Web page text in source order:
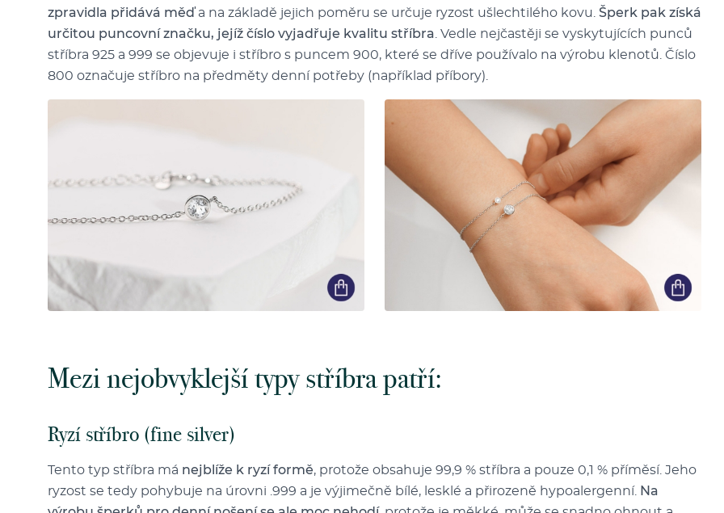
zpravidla přidává měďa na základě jejich poměru se určuje ryzost ušlechtilého kovu. Šperk pak získá
určitou puncovní značku, jejíž číslo vyjadřuje kvalitu stříbra. Vedle nejčastěji se vyskytujících punců
stříbra 925 a 999 se objevuje i stříbro s puncem 900, které se dříve používalo na výrobu klenotů. Číslo
800 označuje stříbro na předměty denní potřeby (například příbory).
Mezi nejobvyklejší typy stříbra patří:
Ryzí stříbro (fine silver)
Tento typ stříbra má nejblíže k ryzí formě, protože obsahuje 99,9 % stříbra a pouze 0,1 % příměsí. Jeho
ryzost se tedy pohybuje na úrovni .999 a je výjimečně bílé, lesklé a přirozeně hypoalergenní.
Na